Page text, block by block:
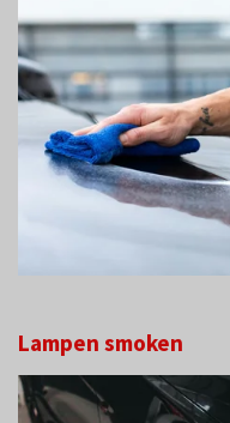
Lampen smoken